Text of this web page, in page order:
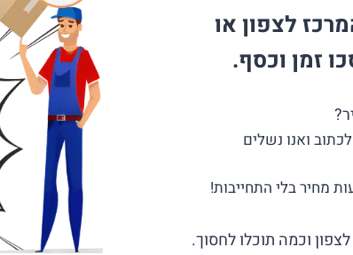
לצפון או
זמן וכסף.
וכמה תוכלו לחסוך.